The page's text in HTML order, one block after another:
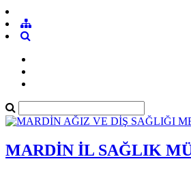
MARDİN İL SAĞLIK